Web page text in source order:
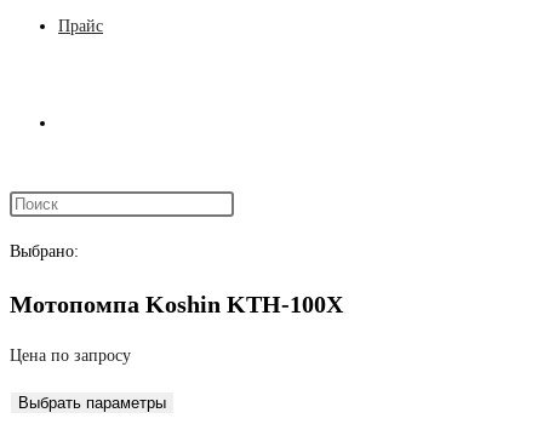
Прайс
поиск
по
веб-
Выбрано:
Мотопомпа Koshin KTH-100X
Цена по запросу
Выбрать параметры